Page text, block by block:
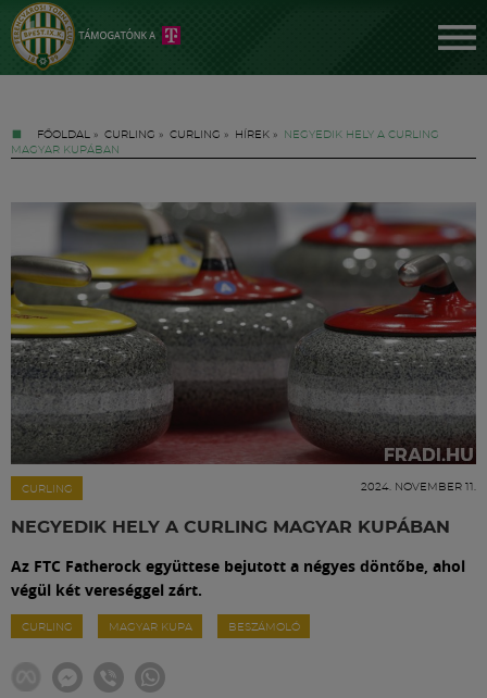
FŐOLDAL » CURLING » CURLING » HÍREK »
NEGYEDIK HELY A CURLING
MAGYAR KUPÁBAN
CURLING 2024. NOVEMBER 11.
NEGYEDIK HELY A CURLING MAGYAR KUPÁBAN
Az FTC Fatherock együttese bejutott a négyes döntőbe, ahol
végül két vereséggel zárt.
CURLING MAGYAR KUPA BESZÁMOLÓ
Jegyek
FM YouTube +
Hírek
Labdarúgás
Szakosztályok
Meccscenter